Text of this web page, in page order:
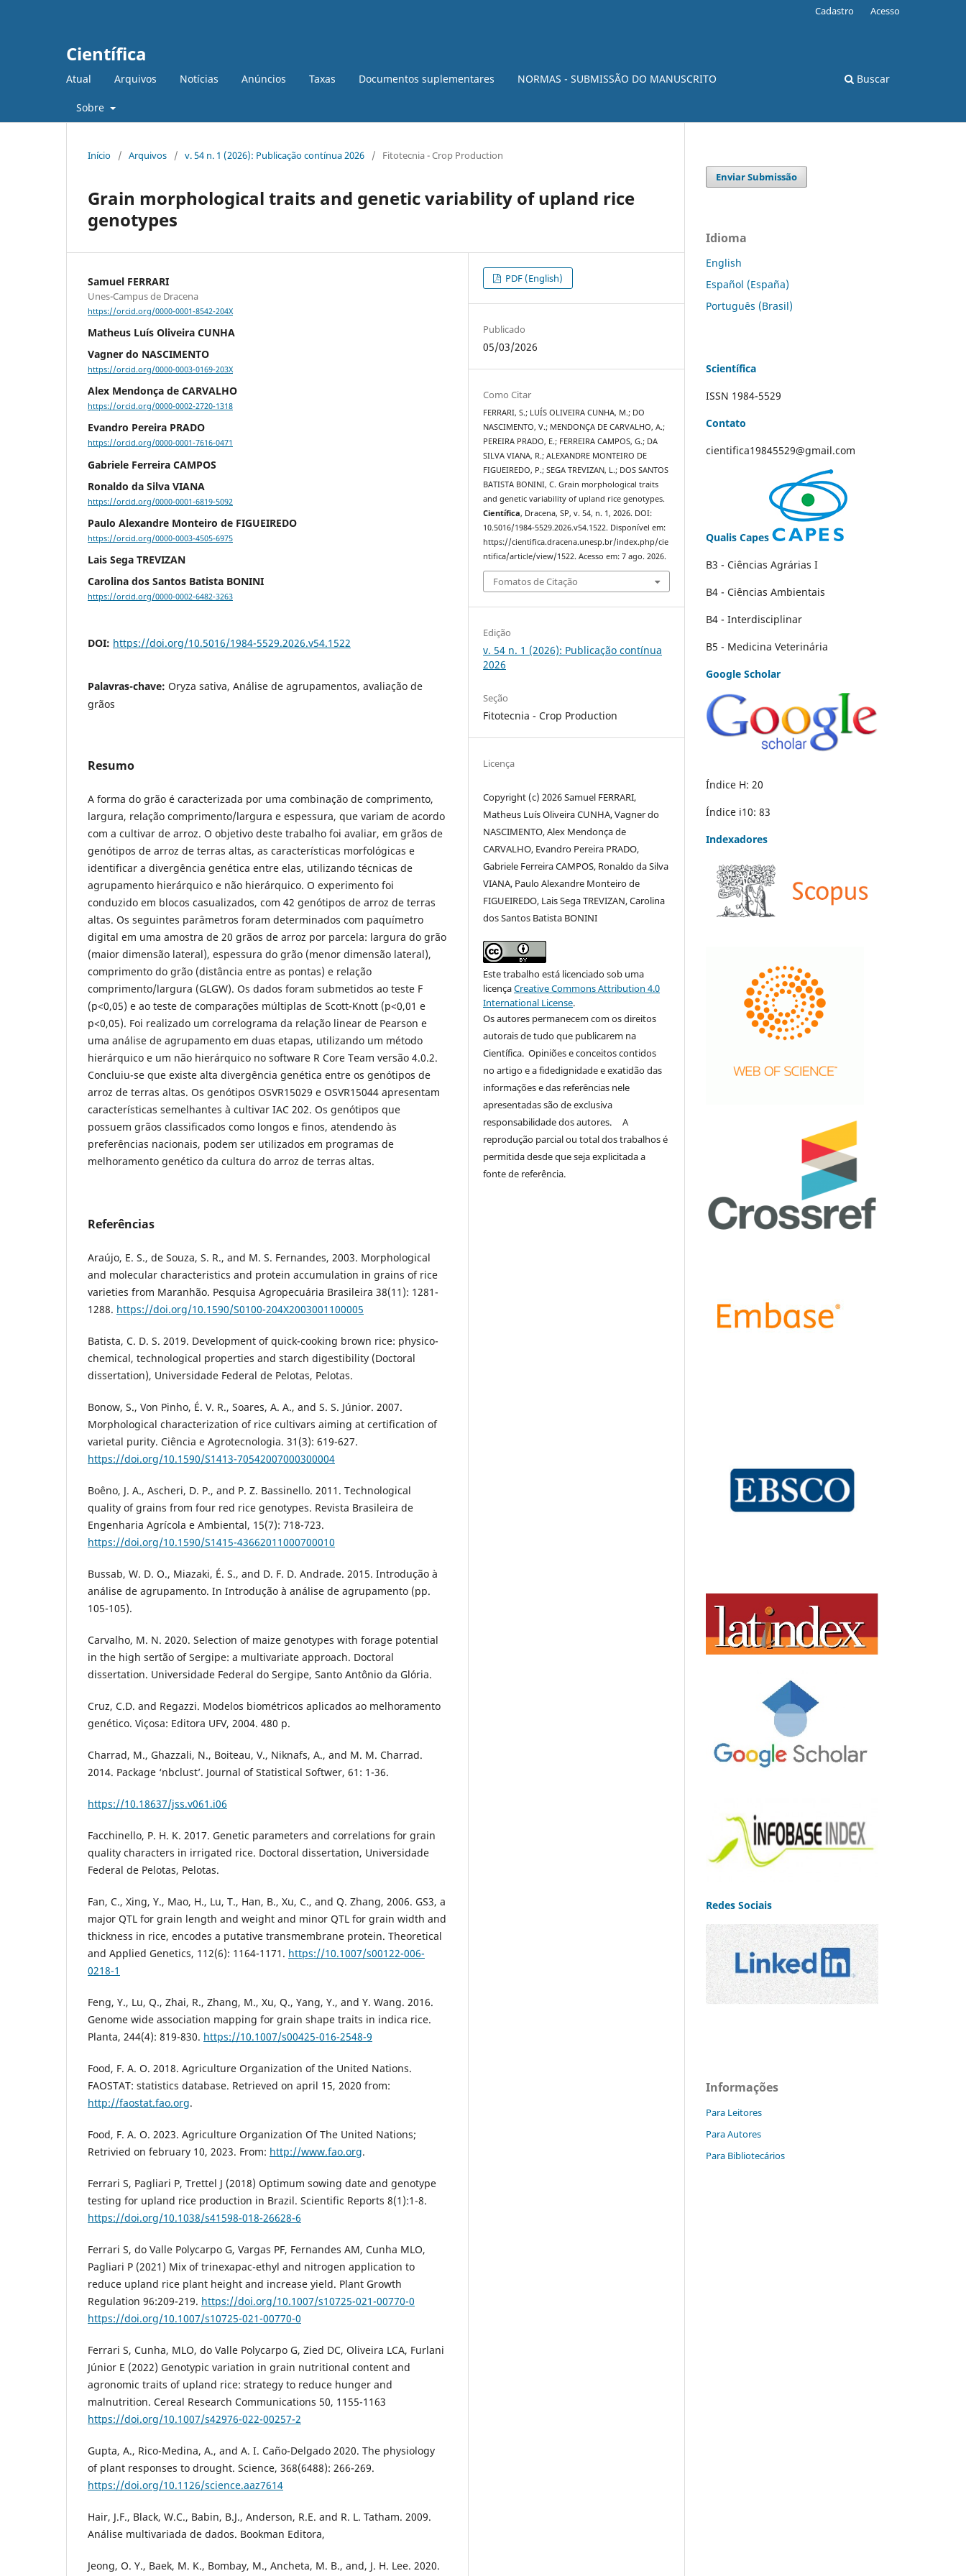
Científica
Atual Arquivos Notícias Anúncios Taxas Documentos suplementares NORMAS - SUBMISSÃO DO MANUSCRITO
Sobre
Buscar
Cadastro Acesso
Início / Arquivos / v. 54 n. 1 (2026): Publicação contínua 2026 / Fitotecnia - Crop Production
Grain morphological traits and genetic variability of upland rice
genotypes
Samuel FERRARI
Unes-Campus de Dracena
https://orcid.org/0000-0001-8542-204X
Matheus Luís Oliveira CUNHA
Vagner do NASCIMENTO
https://orcid.org/0000-0003-0169-203X
Alex Mendonça de CARVALHO
https://orcid.org/0000-0002-2720-1318
Evandro Pereira PRADO
https://orcid.org/0000-0001-7616-0471
Gabriele Ferreira CAMPOS
Ronaldo da Silva VIANA
https://orcid.org/0000-0001-6819-5092
Paulo Alexandre Monteiro de FIGUEIREDO
https://orcid.org/0000-0003-4505-6975
Lais Sega TREVIZAN
Carolina dos Santos Batista BONINI
https://orcid.org/0000-0002-6482-3263
DOI: https://doi.org/10.5016/1984-5529.2026.v54.1522
Palavras-chave: Oryza sativa, Análise de agrupamentos, avaliação de
grãos
Resumo
A forma do grão é caracterizada por uma combinação de comprimento,
largura, relação comprimento/largura e espessura, que variam de acordo
com a cultivar de arroz. O objetivo deste trabalho foi avaliar, em grãos de
genótipos de arroz de terras altas, as características morfológicas e
identificar a divergência genética entre elas, utilizando técnicas de
agrupamento hierárquico e não hierárquico. O experimento foi
conduzido em blocos casualizados, com 42 genótipos de arroz de terras
altas. Os seguintes parâmetros foram determinados com paquímetro
digital em uma amostra de 20 grãos de arroz por parcela: largura do grão
(maior dimensão lateral), espessura do grão (menor dimensão lateral),
comprimento do grão (distância entre as pontas) e relação
comprimento/largura (GLGW). Os dados foram submetidos ao teste F
(p<0,05) e ao teste de comparações múltiplas de Scott-Knott (p<0,01 e
p<0,05). Foi realizado um correlograma da relação linear de Pearson e
uma análise de agrupamento em duas etapas, utilizando um método
hierárquico e um não hierárquico no software R Core Team versão 4.0.2.
Concluiu-se que existe alta divergência genética entre os genótipos de
arroz de terras altas. Os genótipos OSVR15029 e OSVR15044 apresentam
características semelhantes à cultivar IAC 202. Os genótipos que
possuem grãos classificados como longos e finos, atendendo às
preferências nacionais, podem ser utilizados em programas de
melhoramento genético da cultura do arroz de terras altas.
Referências
Araújo, E. S., de Souza, S. R., and M. S. Fernandes, 2003. Morphological
and molecular characteristics and protein accumulation in grains of rice
varieties from Maranhão. Pesquisa Agropecuária Brasileira 38(11): 1281-
1288. https://doi.org/10.1590/S0100-204X2003001100005
Batista, C. D. S. 2019. Development of quick-cooking brown rice: physico-
chemical, technological properties and starch digestibility (Doctoral
dissertation), Universidade Federal de Pelotas, Pelotas.
Bonow, S., Von Pinho, É. V. R., Soares, A. A., and S. S. Júnior. 2007.
Morphological characterization of rice cultivars aiming at certification of
varietal purity. Ciência e Agrotecnologia. 31(3): 619-627.
https://doi.org/10.1590/S1413-70542007000300004
Boêno, J. A., Ascheri, D. P., and P. Z. Bassinello. 2011. Technological
quality of grains from four red rice genotypes. Revista Brasileira de
Engenharia Agrícola e Ambiental, 15(7): 718-723.
https://doi.org/10.1590/S1415-43662011000700010
Bussab, W. D. O., Miazaki, É. S., and D. F. D. Andrade. 2015. Introdução à
análise de agrupamento. In Introdução à análise de agrupamento (pp.
105-105).
Carvalho, M. N. 2020. Selection of maize genotypes with forage potential
in the high sertão of Sergipe: a multivariate approach. Doctoral
dissertation. Universidade Federal do Sergipe, Santo Antônio da Glória.
Cruz, C.D. and Regazzi. Modelos biométricos aplicados ao melhoramento
genético. Viçosa: Editora UFV, 2004. 480 p.
Charrad, M., Ghazzali, N., Boiteau, V., Niknafs, A., and M. M. Charrad.
2014. Package ‘nbclust’. Journal of Statistical Softwer, 61: 1-36.
https://10.18637/jss.v061.i06
Facchinello, P. H. K. 2017. Genetic parameters and correlations for grain
quality characters in irrigated rice. Doctoral dissertation, Universidade
Federal de Pelotas, Pelotas.
Fan, C., Xing, Y., Mao, H., Lu, T., Han, B., Xu, C., and Q. Zhang, 2006. GS3, a
major QTL for grain length and weight and minor QTL for grain width and
thickness in rice, encodes a putative transmembrane protein. Theoretical
and Applied Genetics, 112(6): 1164-1171. https://10.1007/s00122-006-
0218-1
Feng, Y., Lu, Q., Zhai, R., Zhang, M., Xu, Q., Yang, Y., and Y. Wang. 2016.
Genome wide association mapping for grain shape traits in indica rice.
Planta, 244(4): 819-830. https://10.1007/s00425-016-2548-9
Food, F. A. O. 2018. Agriculture Organization of the United Nations.
FAOSTAT: statistics database. Retrieved on april 15, 2020 from:
http://faostat.fao.org.
Food, F. A. O. 2023. Agriculture Organization Of The United Nations;
Retrivied on february 10, 2023. From: http://www.fao.org.
Ferrari S, Pagliari P, Trettel J (2018) Optimum sowing date and genotype
testing for upland rice production in Brazil. Scientific Reports 8(1):1-8.
https://doi.org/10.1038/s41598-018-26628-6
Ferrari S, do Valle Polycarpo G, Vargas PF, Fernandes AM, Cunha MLO,
Pagliari P (2021) Mix of trinexapac-ethyl and nitrogen application to
reduce upland rice plant height and increase yield. Plant Growth
Regulation 96:209-219. https://doi.org/10.1007/s10725-021-00770-0
https://doi.org/10.1007/s10725-021-00770-0
Ferrari S, Cunha, MLO, do Valle Polycarpo G, Zied DC, Oliveira LCA, Furlani
Júnior E (2022) Genotypic variation in grain nutritional content and
agronomic traits of upland rice: strategy to reduce hunger and
malnutrition. Cereal Research Communications 50, 1155-1163
https://doi.org/10.1007/s42976-022-00257-2
Gupta, A., Rico-Medina, A., and A. I. Caño-Delgado 2020. The physiology
of plant responses to drought. Science, 368(6488): 266-269.
https://doi.org/10.1126/science.aaz7614
Hair, J.F., Black, W.C., Babin, B.J., Anderson, R.E. and R. L. Tatham. 2009.
Análise multivariada de dados. Bookman Editora,
Jeong, O. Y., Baek, M. K., Bombay, M., Ancheta, M. B., and, J. H. Lee. 2020.
PDF (English)
Publicado
05/03/2026
Como Citar
FERRARI, S.; LUÍS OLIVEIRA CUNHA, M.; DO
NASCIMENTO, V.; MENDONÇA DE CARVALHO, A.;
PEREIRA PRADO, E.; FERREIRA CAMPOS, G.; DA
SILVA VIANA, R.; ALEXANDRE MONTEIRO DE
FIGUEIREDO, P.; SEGA TREVIZAN, L.; DOS SANTOS
BATISTA BONINI, C. Grain morphological traits
and genetic variability of upland rice genotypes.
Científica, Dracena, SP, v. 54, n. 1, 2026. DOI:
10.5016/1984-5529.2026.v54.1522. Disponível em:
https://cientifica.dracena.unesp.br/index.php/cie
ntifica/article/view/1522. Acesso em: 7 ago. 2026.
Fomatos de Citação
Edição
v. 54 n. 1 (2026): Publicação contínua
2026
Seção
Fitotecnia - Crop Production
Licença
Copyright (c) 2026 Samuel FERRARI,
Matheus Luís Oliveira CUNHA, Vagner do
NASCIMENTO, Alex Mendonça de
CARVALHO, Evandro Pereira PRADO,
Gabriele Ferreira CAMPOS, Ronaldo da Silva
VIANA, Paulo Alexandre Monteiro de
FIGUEIREDO, Lais Sega TREVIZAN, Carolina
dos Santos Batista BONINI
Este trabalho está licenciado sob uma
licençaCreative Commons Attribution 4.0
International License.
Os autores permanecem com os direitos
autorais de tudo que publicarem na
Científica. Opiniões e conceitos contidos
no artigo e a fidedignidade e exatidão das
informações e das referências nele
apresentadas são de exclusiva
responsabilidade dos autores. A
reprodução parcial ou total dos trabalhos é
permitida desde que seja explicitada a
fonte de referência.
Enviar Submissão
Idioma
English
Español (España)
Português (Brasil)
Scientífica
ISSN 1984-5529
Contato
cientifica19845529@gmail.com
Qualis Capes
B3 - Ciências Agrárias I
B4 - Ciências Ambientais
B4 - Interdisciplinar
B5 - Medicina Veterinária
Google Scholar
Índice H: 20
Índice i10: 83
Indexadores
Redes Sociais
Informações
Para Leitores
Para Autores
Para Bibliotecários